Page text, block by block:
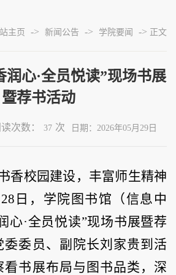
主页 -> 新闻公告 -> 学院要闻 -> 正文
润心·全员悦读”现场书展
暨荐书活动
次数： 37 次 日期：2026年05月29日
香校园建设，丰富师生精神
日，学院图书馆（信息中
心·全员悦读”现场书展暨荐
委委员、副院长刘家贵到活
看书展布局与图书品类，深